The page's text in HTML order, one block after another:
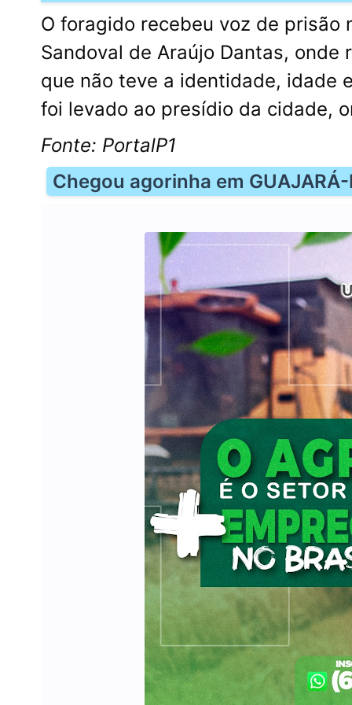
O foragido recebeu voz de prisão
Sandoval de Araújo Dantas,
que não teve a identidade, idade
foi levado ao presídio da cidade,
Fonte: PortalP1
Chegou agorinha em